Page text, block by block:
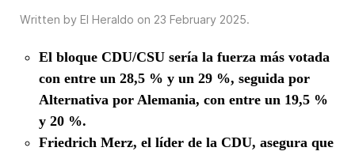
Written by El Heraldo on 23 February 2025.
El bloque CDU/CSU sería la fuerza más votada
con entre un 28,5 % y un 29 %, seguida por
Alternativa por Alemania, con entre un 19,5 %
y 20 %.
Friedrich Merz, el líder de la CDU, asegura que